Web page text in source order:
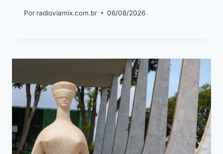
Por radioviamix.com.br 06/08/2026